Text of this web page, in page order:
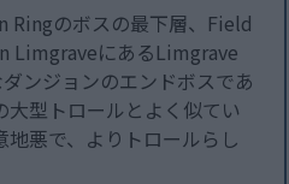
のボスの最下層、Field
LimgraveにあるLimgrave
ンジョンのエンドボスであ
型トロールとよく似てい
悪で、よりトロールらし